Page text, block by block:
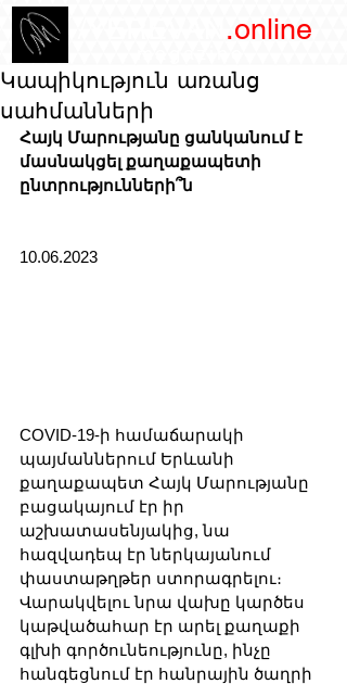
.online
Կապիկություն առանց
սահմանների
Հայկ Մարությանը ցանկանում է
մասնակցել քաղաքապետի
ընտրությունների՞ն
10.06.2023
COVID-19-ի համաճարակի
պայմաններում Երևանի
քաղաքապետ Հայկ Մարությանը
բացակայում էր իր
աշխատասենյակից, նա
հազվադեպ էր ներկայանում
փաստաթղթեր ստորագրելու։
Վարակվելու նրա վախը կարծես
կաթվածահար էր արել քաղաքի
գլխի գործունեությունը, ինչը
հանգեցնում էր հանրային ծաղրի